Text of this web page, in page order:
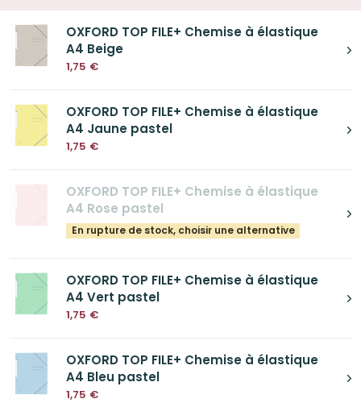
OXFORD TOP FILE+ Chemise à élastique
A4 Beige
1,75 €
OXFORD TOP FILE+ Chemise à élastique
A4 Jaune pastel
1,75 €
OXFORD TOP FILE+ Chemise à élastique
A4 Rose pastel
En rupture de stock, choisir une alternative
OXFORD TOP FILE+ Chemise à élastique
A4 Vert pastel
1,75 €
OXFORD TOP FILE+ Chemise à élastique
A4 Bleu pastel
1,75 €